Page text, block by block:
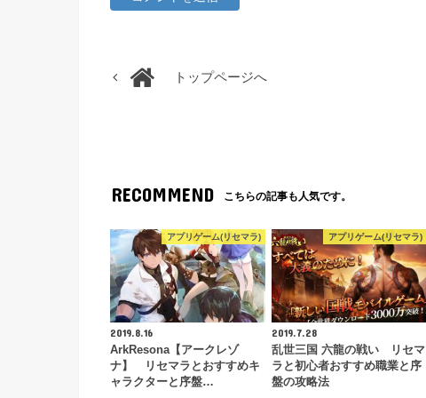
トップページへ
RECOMMEND こちらの記事も人気です。
アプリゲーム(リセマラ)
2019.8.16
ArkResona【アークレゾ
ナ】 リセマラとおすすめキ
ャラクターと序盤…
アプリゲーム(リセマラ)
2019.7.28
乱世三国 六龍の戦い リセマ
ラと初心者おすすめ職業と序
盤の攻略法